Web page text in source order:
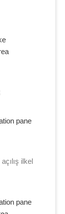
açılış ilkel